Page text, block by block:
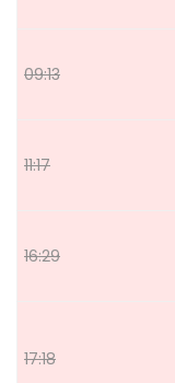
09:13
11:17
16:29
17:18